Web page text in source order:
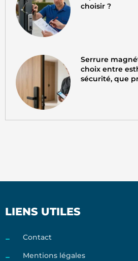
choisir ?
Serrure
choix entre
sécurité, que
LIENS UTILES
Contact
Mentions légales